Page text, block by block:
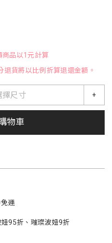
品以1元計算
貨將以比例折算退還金額。
尺寸 +
物車
運
95折、璀璨波妞9折